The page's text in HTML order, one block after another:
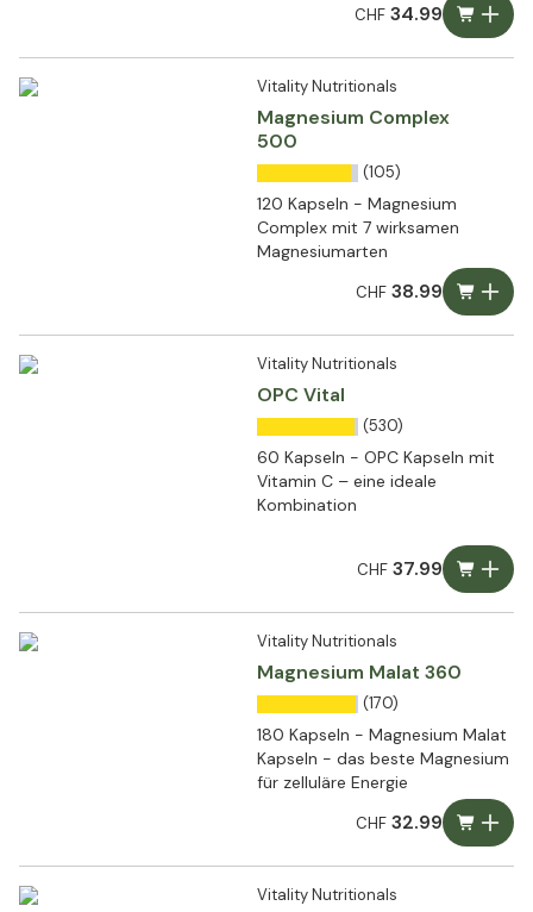
CHF34.99
Vitality Nutritionals
Magnesium Complex
500
(105)
120 Kapseln - Magnesium
Complex mit 7 wirksamen
Magnesiumarten
CHF38.99
Vitality Nutritionals
OPC Vital
(530)
60 Kapseln - OPC Kapseln mit
Vitamin C – eine ideale
Kombination
CHF37.99
Vitality Nutritionals
Magnesium Malat 360
(170)
180 Kapseln - Magnesium Malat
Kapseln - das beste Magnesium
für zelluläre Energie
CHF32.99
Vitality Nutritionals